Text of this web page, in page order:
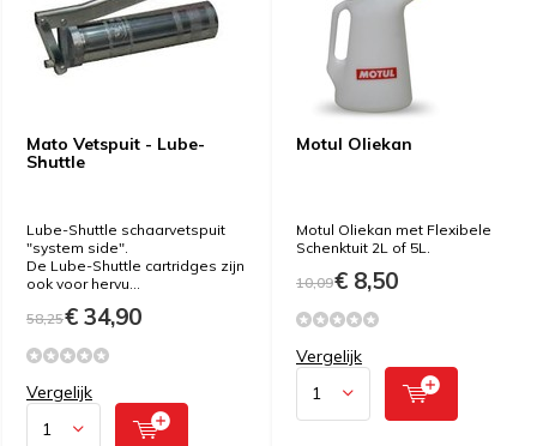
Mato Vetspuit - Lube-
Shuttle
Lube-Shuttle schaarvetspuit
"system side".
De Lube-Shuttle cartridges zijn
ook voor hervu...
58,25€ 34,90
Vergelijk
Motul Oliekan
Motul Oliekan met Flexibele
Schenktuit 2L of 5L.
10,09€ 8,50
Vergelijk